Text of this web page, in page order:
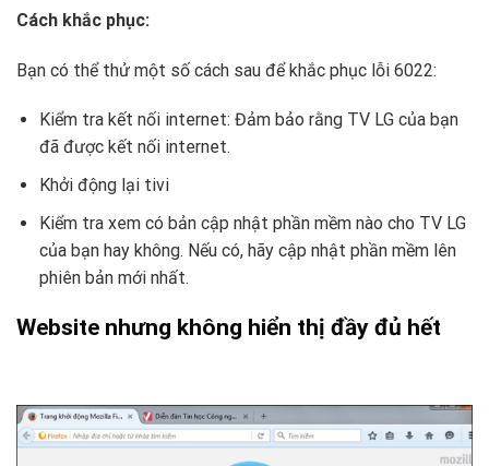
Cách khắc phục:
Bạn có thể thử một số cách sau để khắc phục lỗi 6022:
Kiểm tra kết nối internet: Đảm bảo rằng TV LG của bạn
đã được kết nối internet.
Khởi động lại tivi
Kiểm tra xem có bản cập nhật phần mềm nào cho TV LG
của bạn hay không. Nếu có, hãy cập nhật phần mềm lên
phiên bản mới nhất.
Website nhưng không hiển thị đầy đủ hết